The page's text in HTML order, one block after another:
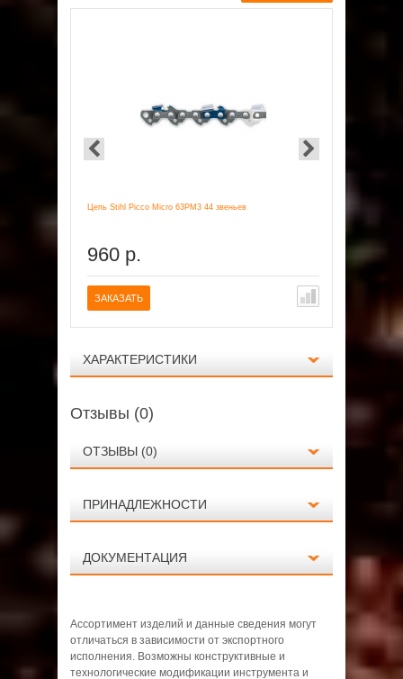
Цепь Stihl Picco Micro 63PM3 44 звеньев
960 р.
ЗАКАЗАТЬ
5990
В сравнение
ХАРАКТЕРИСТИКИ
Технические данные
Вес, кг
Натяжение цепи боковое
Толщина цепи, мм 1,3
Отзывы (0)
ОТЗЫВЫ (0)
Написать отзыв
ПРИНАДЛЕЖНОСТИ
ПОКАЗАТЬ ВСЕ
ДОКУМЕНТАЦИЯ
201 T
Ассортимент изделий и данные сведения могут
отличаться в зависимости от экспортного
исполнения. Возможны конструктивные и
технологические модификации инструмента и